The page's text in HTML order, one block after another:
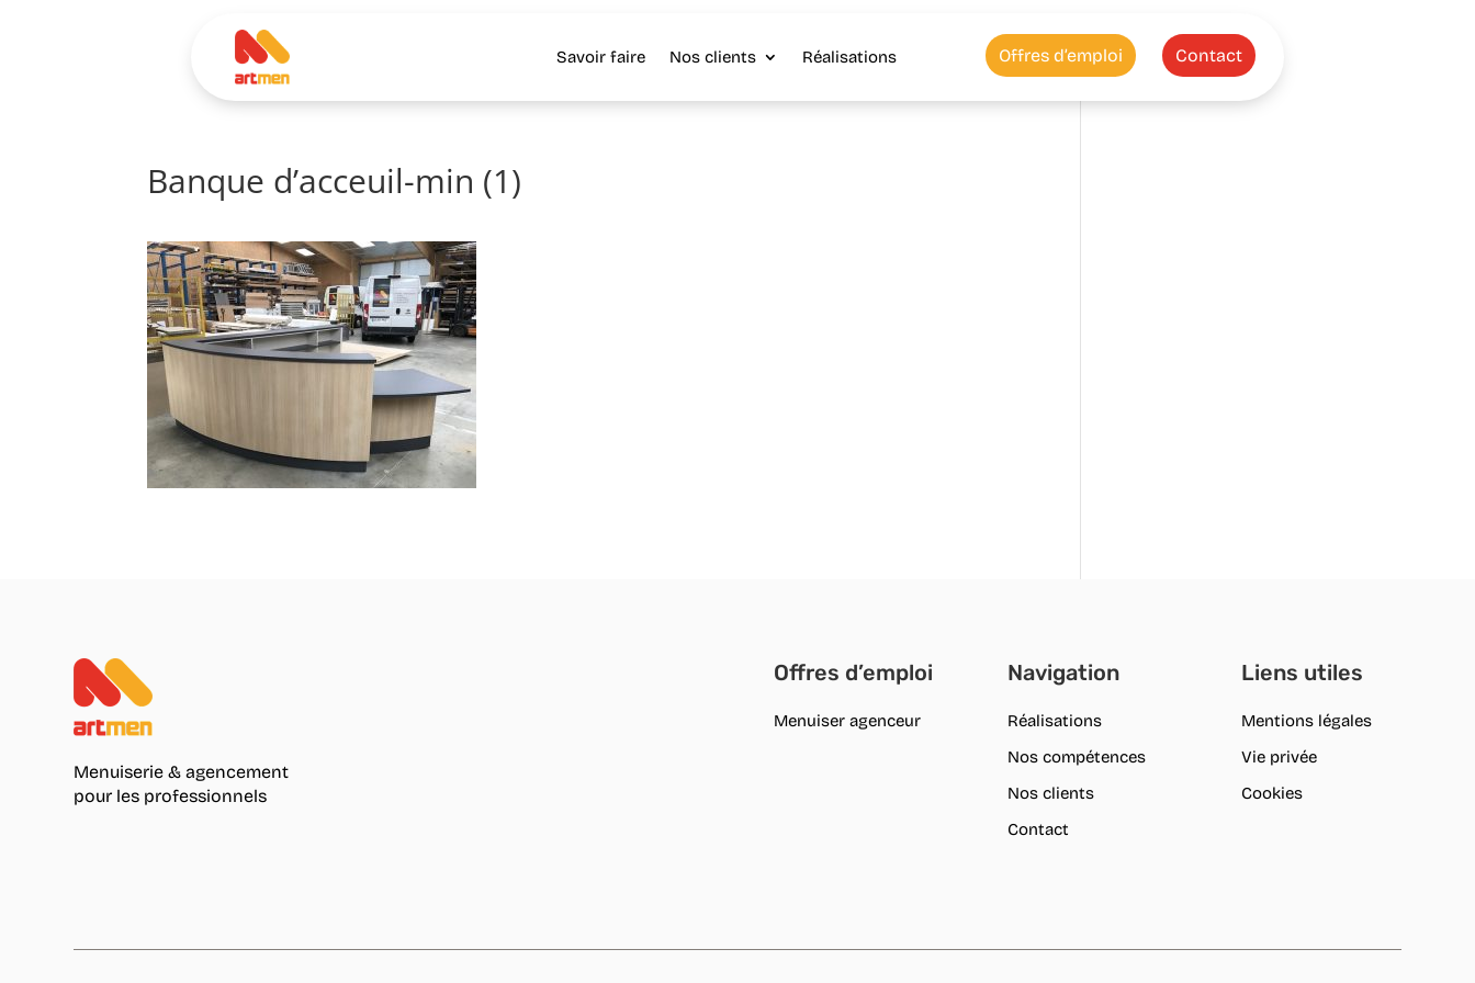
Savoir faire Nos clients Réalisations Offres d’emploi Contact
Banque d’acceuil-min (1)
Menuiserie & agencement
pour les professionnels
Offres d’emploi
Menuiser agenceur
Navigation
Réalisations
Nos compétences
Nos clients
Contact
Liens utiles
Mentions légales
Vie privée
Cookies